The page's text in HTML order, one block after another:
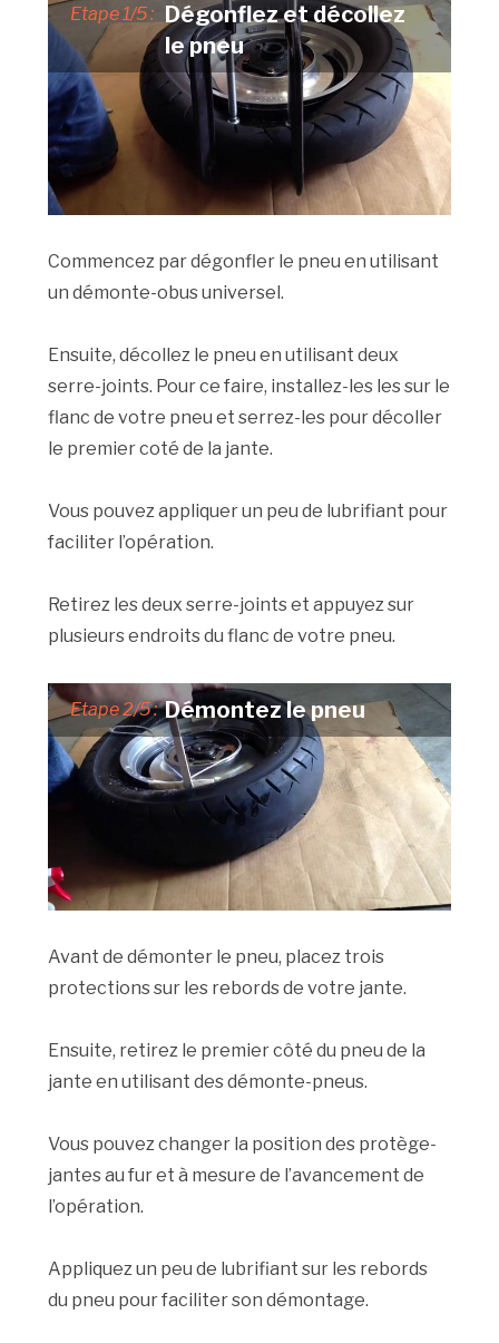
Etape 1/5 : Dégonflez et décollez
le pneu
Commencez par dégonfler le pneu en utilisant
un démonte-obus universel.
Ensuite, décollez le pneu en utilisant deux
serre-joints. Pour ce faire, installez-les les sur le
flanc de votre pneu et serrez-les pour décoller
le premier coté de la jante.
Vous pouvez appliquer un peu de lubrifiant pour
faciliter l’opération.
Retirez les deux serre-joints et appuyez sur
plusieurs endroits du flanc de votre pneu.
Etape 2/5 : Démontez le pneu
Avant de démonter le pneu, placez trois
protections sur les rebords de votre jante.
Ensuite, retirez le premier côté du pneu de la
jante en utilisant des démonte-pneus.
Vous pouvez changer la position des protège-
jantes au fur et à mesure de l’avancement de
l’opération.
Appliquez un peu de lubrifiant sur les rebords
du pneu pour faciliter son démontage.